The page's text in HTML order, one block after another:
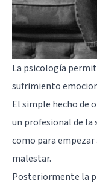
La psicología
sufrimiento
El simple hecho de
un profesional de
como para
malestar.
Posteriormente la